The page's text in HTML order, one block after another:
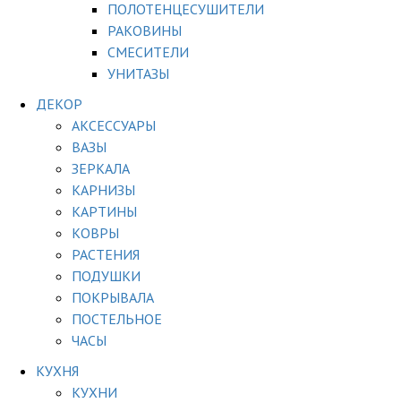
ПОЛОТЕНЦЕСУШИТЕЛИ
РАКОВИНЫ
СМЕСИТЕЛИ
УНИТАЗЫ
ДЕКОР
АКСЕССУАРЫ
ВАЗЫ
ЗЕРКАЛА
КАРНИЗЫ
КАРТИНЫ
КОВРЫ
РАСТЕНИЯ
ПОДУШКИ
ПОКРЫВАЛА
ПОСТЕЛЬНОЕ
ЧАСЫ
КУХНЯ
КУХНИ